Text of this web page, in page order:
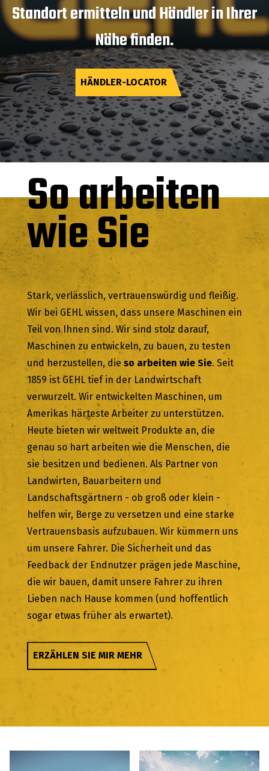
Standort ermitteln und Händler in Ihrer
Nähe finden.
HÄNDLER-LOCATOR
So arbeiten
wie Sie
Stark, verlässlich, vertrauenswürdig und fleißig.
Wir bei GEHL wissen, dass unsere Maschinen ein
Teil von Ihnen sind. Wir sind stolz darauf,
Maschinen zu entwickeln, zu bauen, zu testen
und herzustellen, dieso arbeiten wie Sie. Seit
1859 ist GEHL tief in der Landwirtschaft
verwurzelt. Wir entwickelten Maschinen, um
Amerikas härteste Arbeiter zu unterstützen.
Heute bieten wir weltweit Produkte an, die
genau so hart arbeiten wie die Menschen, die
sie besitzen und bedienen. Als Partner von
Landwirten, Bauarbeitern und
Landschaftsgärtnern - ob groß oder klein -
helfen wir, Berge zu versetzen und eine starke
Vertrauensbasis aufzubauen. Wir kümmern uns
um unsere Fahrer. Die Sicherheit und das
Feedback der Endnutzer prägen jede Maschine,
die wir bauen, damit unsere Fahrer zu ihren
Lieben nach Hause kommen (und hoffentlich
sogar etwas früher als erwartet).
ERZÄHLEN SIE MIR MEHR